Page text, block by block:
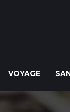
VOYAGE